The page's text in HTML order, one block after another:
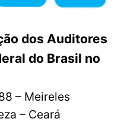
dos Auditores
do Brasil no
– Meireles
– Ceará